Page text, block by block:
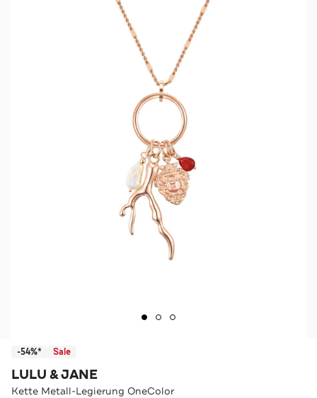
-54%* Sale
LULU & JANE
Kette Metall-Legierung OneColor